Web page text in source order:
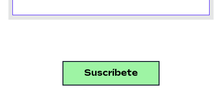
Suscríbete